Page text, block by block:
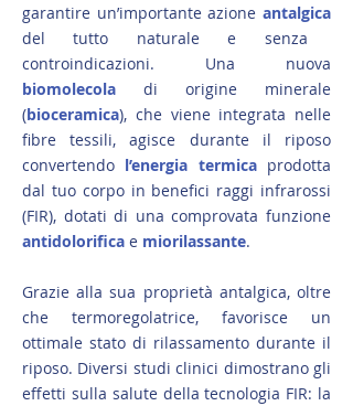
garantire un’importante azione antalgica
del tutto naturale e senza
controindicazioni. Una nuova
biomolecola di origine minerale
(bioceramica), che viene integrata nelle
fibre tessili, agisce durante il riposo
convertendo l’energia termicaprodotta
dal tuo corpo in benefici raggi infrarossi
(FIR), dotati di una comprovata funzione
antidolorifica e miorilassante.
Grazie alla sua proprietà antalgica, oltre
che termoregolatrice, favorisce un
ottimale stato di rilassamento durante il
riposo. Diversi studi clinici dimostrano gli
effetti sulla salute della tecnologia FIR: la